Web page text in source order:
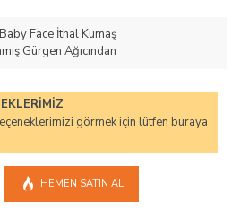
görmek için lütfen buraya
Baby Face İthal Kumaş
Gürgen Ağıcından
HEMEN SATIN AL